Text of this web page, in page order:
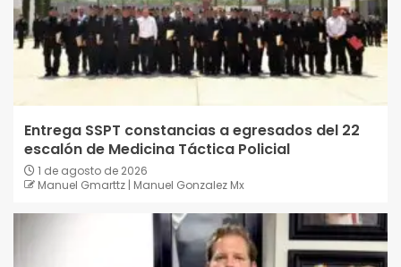
Entrega SSPT constancias a egresados del 22
escalón de Medicina Táctica Policial
1 de agosto de 2026
Manuel Gmarttz | Manuel Gonzalez Mx